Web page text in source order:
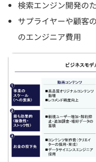
検索エンジン開発の
サプライヤーや顧客
のエンジニア費用